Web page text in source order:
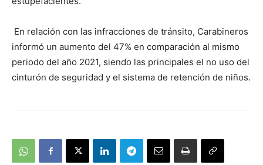
En relación con las infracciones de tránsito, Carabineros
informó un aumento del 47% en comparación al mismo
periodo del año 2021, siendo las principales el no uso del
cinturón de seguridad y el sistema de retención de niños.